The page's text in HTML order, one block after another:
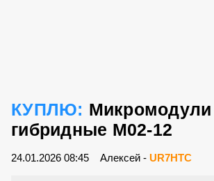
КУПЛЮ: Микромодули
гибридные М02-12
24.01.2026 08:45 Алексей - UR7HTC